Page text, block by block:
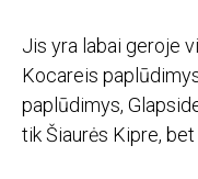
Jis yra labai geroje
Kocareis
paplūdimys,
tik Šiaurės Kipre,